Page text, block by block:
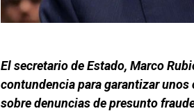
El secretario de Estado, Marco
contundencia para garantizar
sobre denuncias de presunto